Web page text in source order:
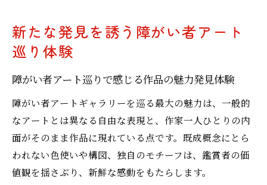
障がい者アートギャラリーで出会える独自
の創作世界
交流体験
独自視点から見る障がい者アートの魅力
障がい者アートの自由な発想と独自性を味
わう
障がい者アート作品に宿る個性と表現の多
様性
新たな発見を誘う障がい者アート
巡り体験
障がい者アート巡りで感じる作品の魅力発見体験
障がい者アートギャラリーを巡る最大の魅力は、一般的
なアートとは異なる自由な表現と、作家一人ひとりの内
面がそのまま作品に現れている点です。既成概念にとら
われない色使いや構図、独自のモチーフは、鑑賞者の価
値観を揺さぶり、新鮮な感動をもたらします。